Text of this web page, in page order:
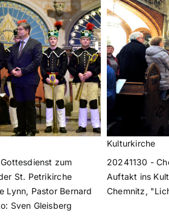
zum
St. Petrikirche
Lynn, Pastor Bernard
Sven Gleisberg
Kulturkirche
20241130 -
Auftakt ins
Chemnitz,